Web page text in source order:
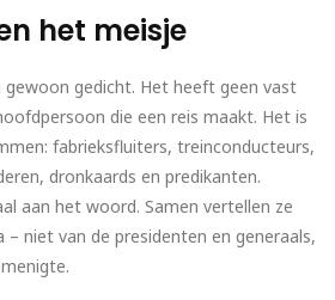
het meisje
gedicht. Het heeft geen vast
die een reis maakt. Het is
fabrieksfluiters, treinconducteurs,
dronkaards en predikanten.
aan het woord. Samen vertellen ze
– niet van de presidenten en generaals,